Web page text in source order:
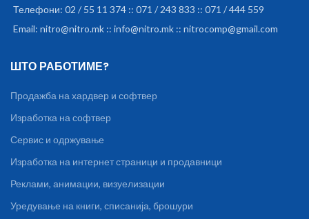
Телефони: 02 / 55 11 374 :: 071 / 243 833 :: 071 / 444 559
Email: nitro@nitro.mk :: info@nitro.mk :: nitrocomp@gmail.com
ШТО РАБОТИМЕ?
Продажба на хардвер и софтвер
Изработка на софтвер
Сервис и одржување
Изработка на интернет страници и продавници
Реклами, анимации, визуелизации
Уредување на книги, списанија, брошури